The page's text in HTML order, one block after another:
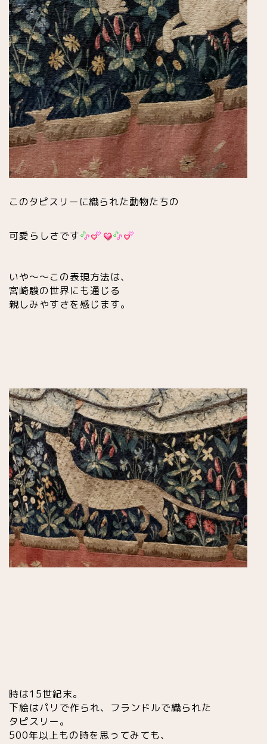
このタピスリーに織られた動物たちの
可愛らしさです
いや〜〜この表現方法は、
宮崎駿の世界にも通じる
親しみやすさを感じます。
時は15世紀末。
下絵はパリで作られ、フランドルで織られた
タピスリー。
500年以上もの時を思ってみても、